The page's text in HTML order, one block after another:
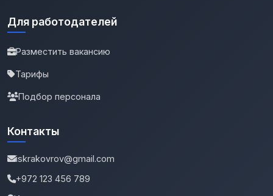
Для работодателей
Разместить вакансию
Тарифы
Подбор персонала
Контакты
iskrakovrov@gmail.com
+972 123 456 789